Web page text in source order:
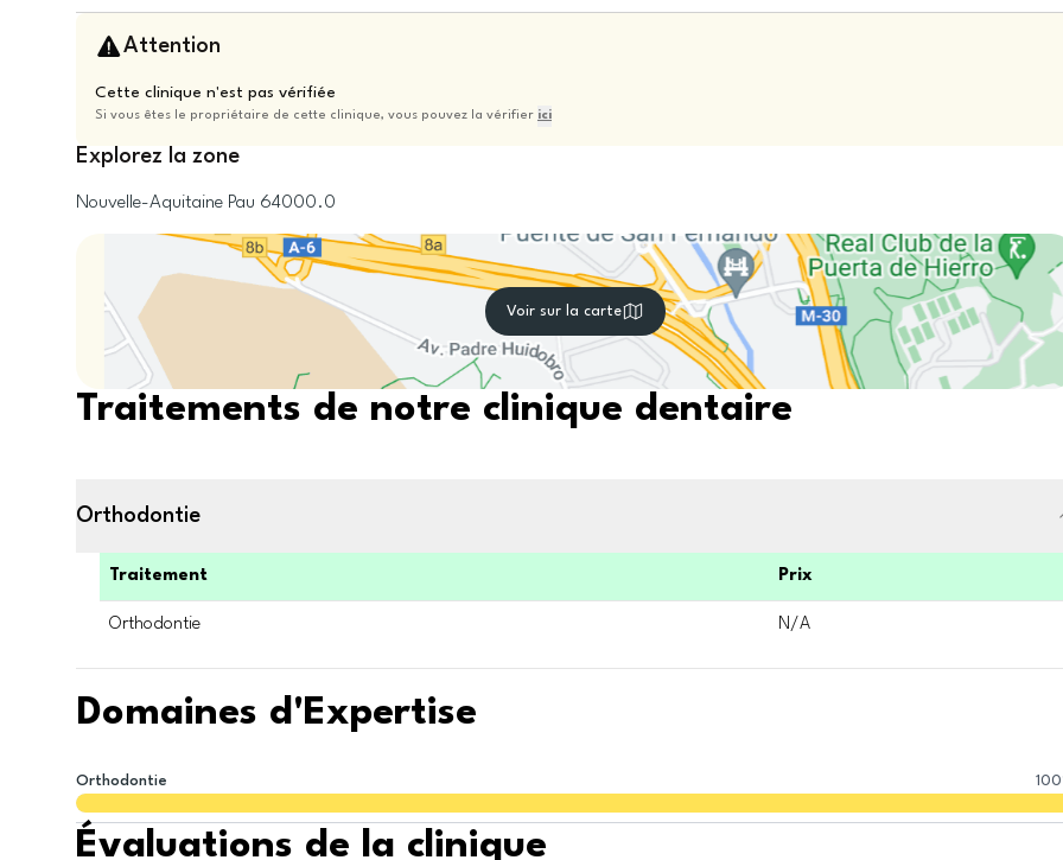
Attention
Cette clinique n'est pas vérifiée
Si vous êtes le propriétaire de cette clinique, vous pouvez la vérifier ici
Explorez la zone
Nouvelle-Aquitaine Pau 64000.0
Voir sur la carte
Traitements de notre clinique dentaire
Orthodontie
Traitement Prix
Orthodontie N/A
Domaines d'Expertise
Orthodontie 100
Évaluations de la clinique